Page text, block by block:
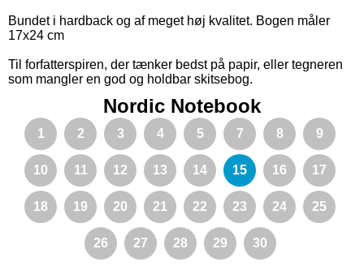
Bundet i hardback og af meget høj kvalitet. Bogen måler
17x24 cm
Til forfatterspiren, der tænker bedst på papir, eller tegneren
som mangler en god og holdbar skitsebog.
Nordic Notebook
1 2 3 4 5 7 8 9
10 11 12 13 14 15 16 17
18 19 20 21 22 23 24 25
26 27 28 29 30